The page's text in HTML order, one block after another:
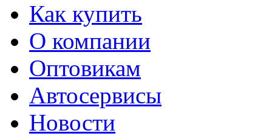
Как купить
О компании
Оптовикам
Автосервисы
Новости